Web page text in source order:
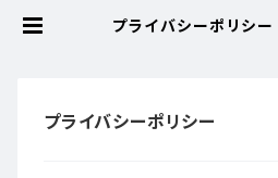
プライバシーポリシ
プライバシーポリシー